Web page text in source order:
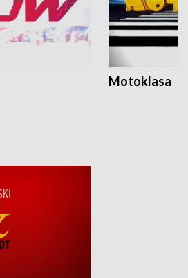
Motoklasa